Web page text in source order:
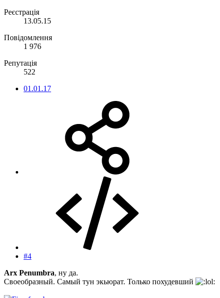
Реєстрація
13.05.15
Повідомлення
1 976
Репутація
522
01.01.17
#4
Arx Penumbra, ну да.
Своеобразный. Самый тун экьюрат. Только похудевший